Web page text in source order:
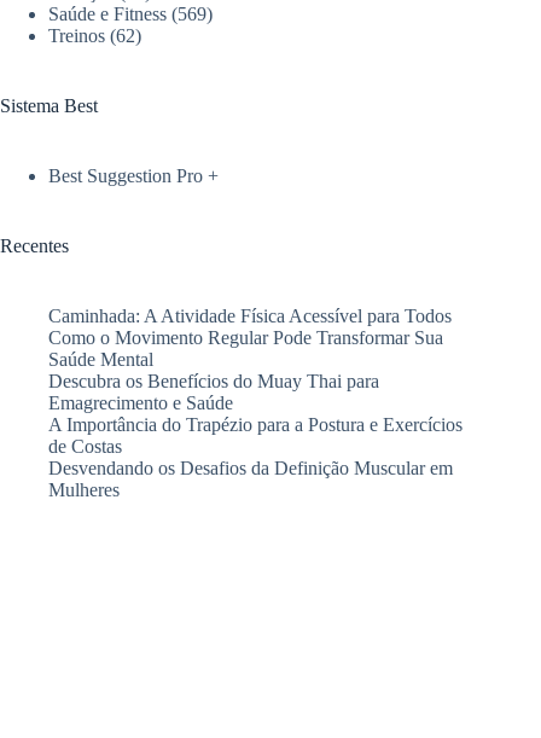
sua
pele
Saúde e Fitness (569)
Treinos (62)
Sistema Best
Best Suggestion Pro +
Recentes
Caminhada: A Atividade Física Acessível para Todos
Como o Movimento Regular Pode Transformar Sua
Saúde Mental
Descubra os Benefícios do Muay Thai para
Emagrecimento e Saúde
A Importância do Trapézio para a Postura e Exercícios
de Costas
Desvendando os Desafios da Definição Muscular em
Mulheres